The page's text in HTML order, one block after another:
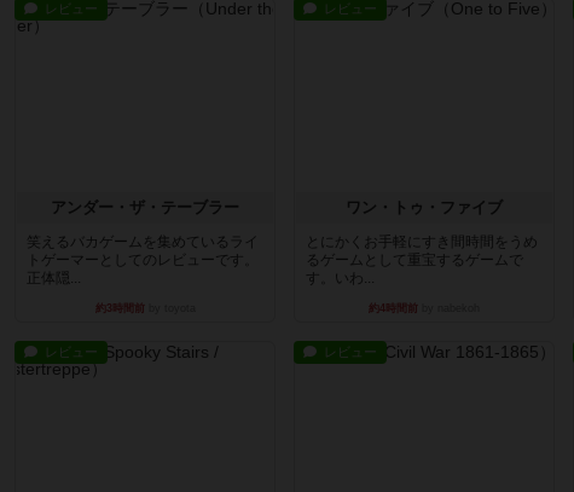
レビュー
アンダー・ザ・テーブラー
笑えるバカゲームを集めているライ
トゲーマーとしてのレビューです。
正体隠...
約3時間前
レビュー
ワン・トゥ・ファイブ
とにかくお手軽にすき間時間をうめ
るゲームとして重宝するゲームで
す。いわ...
約4時間前
レビュー レビュー